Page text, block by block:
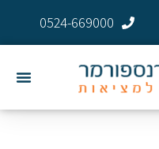
0524-669000